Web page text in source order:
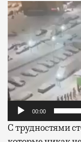
Видеоплеер
00:00
С трудностями